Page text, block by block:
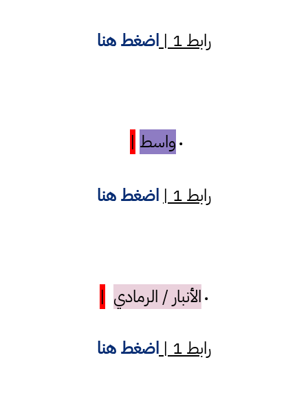
رابط 1 | اضغط هنا
• واسط |
رابط 1 | اضغط هنا
• الأنبار / الرمادي |
رابط 1 | اضغط هنا